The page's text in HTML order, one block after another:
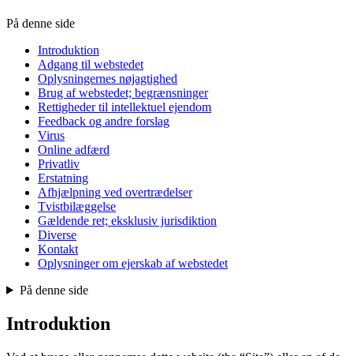
På denne side
Introduktion
Adgang til webstedet
Oplysningernes nøjagtighed
Brug af webstedet; begrænsninger
Rettigheder til intellektuel ejendom
Feedback og andre forslag
Virus
Online adfærd
Privatliv
Erstatning
Afhjælpning ved overtrædelser
Tvistbilæggelse
Gældende ret; eksklusiv jurisdiktion
Diverse
Kontakt
Oplysninger om ejerskab af webstedet
På denne side
Introduktion